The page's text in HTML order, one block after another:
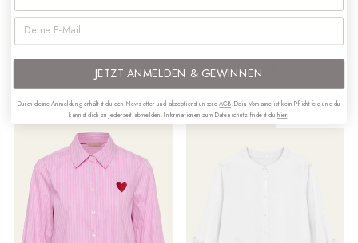
JcSophie - Bluse "Ping"
€119,90 €69,95
Ausverkauft
JETZT ANMELDEN & GEWINNEN
Durch deine Anmeldung erhältst du den Newsletter und akzeptierst unsereAGB. Dein Vorname ist kein Pflichtfeld und du
kannst dich zu jederzeit abmelden. Informationen zum Datenschutz findest du hier.